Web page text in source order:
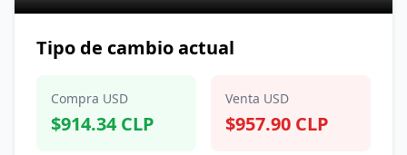
Tipo de cambio actual
Compra USD
$914.34 CLP
Venta USD
$957.90 CLP